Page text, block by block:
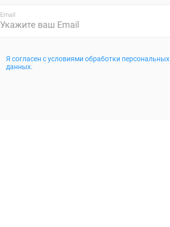
Email
Я согласен с условиями обработки персональных
данных.